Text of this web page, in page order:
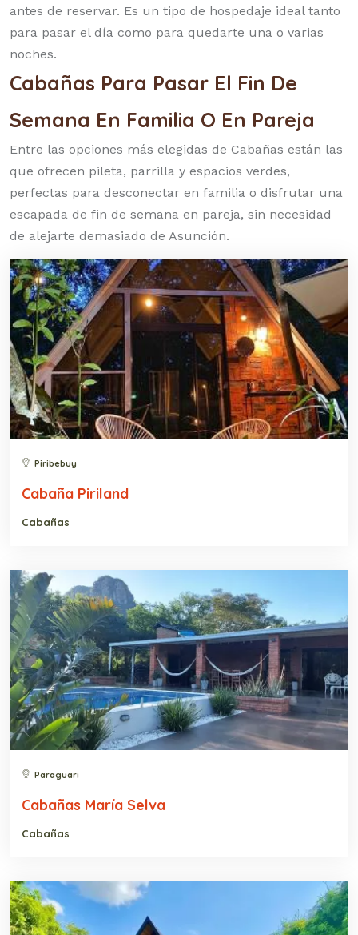
antes de reservar. Es un tipo de hospedaje ideal tanto
para pasar el día como para quedarte una o varias
noches.
Cabañas Para Pasar El Fin De
Semana En Familia O En Pareja
Entre las opciones más elegidas de Cabañas están las
que ofrecen pileta, parrilla y espacios verdes,
perfectas para desconectar en familia o disfrutar una
escapada de fin de semana en pareja, sin necesidad
de alejarte demasiado de Asunción.
Piribebuy
Cabaña Piriland
Cabañas
Paraguari
Cabañas María Selva
Cabañas